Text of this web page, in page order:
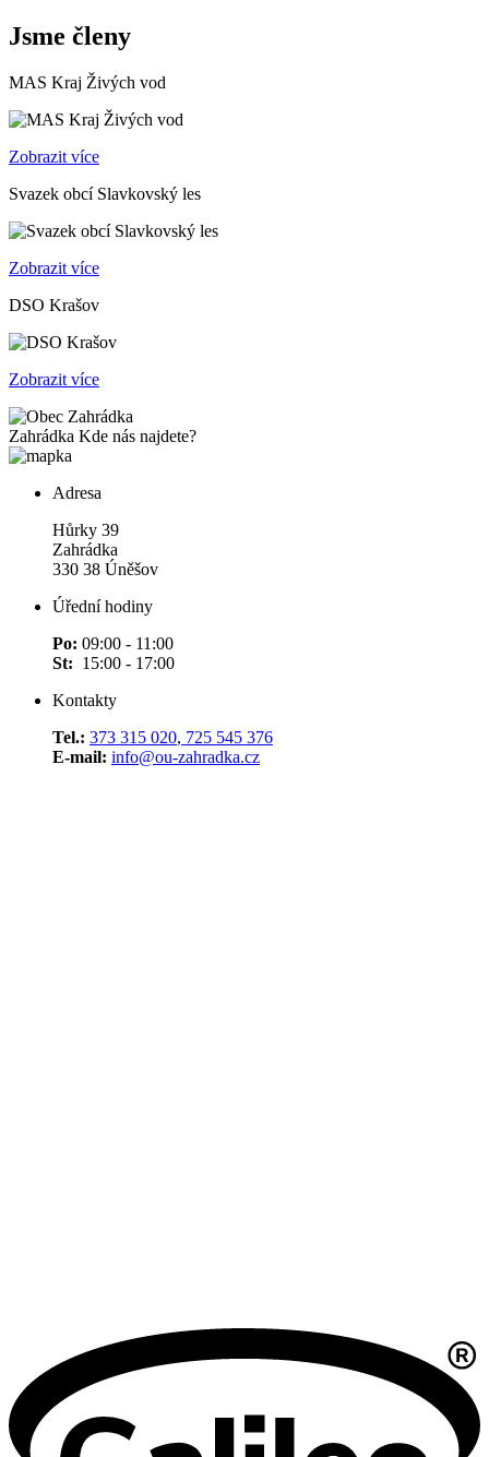
Jsme členy
MAS Kraj Živých vod
Zobrazit více
Svazek obcí Slavkovský les
Zobrazit více
DSO Krašov
Zobrazit více
Zahrádka Kde nás najdete?
Adresa
Hůrky 39
Zahrádka
330 38 Úněšov
Úřední hodiny
Po: 09:00 - 11:00
St: 15:00 - 17:00
Kontakty
Tel.: 373 315 020, 725 545 376
E-mail: info@ou-zahradka.cz